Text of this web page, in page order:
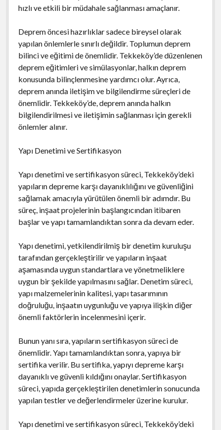
hızlı ve etkili bir müdahale sağlanması amaçlanır.
Deprem öncesi hazırlıklar sadece bireysel olarak
yapılan önlemlerle sınırlı değildir. Toplumun deprem
bilinci ve eğitimi de önemlidir. Tekkeköy’de düzenlenen
deprem eğitimleri ve simülasyonlar, halkın deprem
konusunda bilinçlenmesine yardımcı olur. Ayrıca,
deprem anında iletişim ve bilgilendirme süreçleri de
önemlidir. Tekkeköy’de, deprem anında halkın
bilgilendirilmesi ve iletişimin sağlanması için gerekli
önlemler alınır.
Yapı Denetimi ve Sertifikasyon
Yapı denetimi ve sertifikasyon süreci, Tekkeköy’deki
yapıların depreme karşı dayanıklılığını ve güvenliğini
sağlamak amacıyla yürütülen önemli bir adımdır. Bu
süreç, inşaat projelerinin başlangıcından itibaren
başlar ve yapı tamamlandıktan sonra da devam eder.
Yapı denetimi, yetkilendirilmiş bir denetim kuruluşu
tarafından gerçekleştirilir ve yapıların inşaat
aşamasında uygun standartlara ve yönetmeliklere
uygun bir şekilde yapılmasını sağlar. Denetim süreci,
yapı malzemelerinin kalitesi, yapı tasarımının
doğruluğu, inşaatın uygunluğu ve yapıya ilişkin diğer
önemli faktörlerin incelenmesini içerir.
Bunun yanı sıra, yapıların sertifikasyon süreci de
önemlidir. Yapı tamamlandıktan sonra, yapıya bir
sertifika verilir. Bu sertifika, yapıyı depreme karşı
dayanıklı ve güvenli kıldığını onaylar. Sertifikasyon
süreci, yapıda gerçekleştirilen denetimlerin sonucunda
yapılan testler ve değerlendirmeler üzerine kurulur.
Yapı denetimi ve sertifikasyon süreci, Tekkeköy’deki